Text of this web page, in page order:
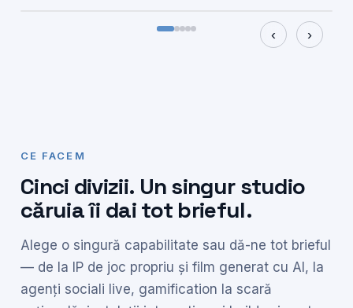
‹ ›
CE FACEM
Cinci divizii. Un singur studio
căruia îi dai tot brieful.
Alege o singură capabilitate sau dă-ne tot brieful
— de la IP de joc propriu și film generat cu AI, la
agenți sociali live, gamification la scară